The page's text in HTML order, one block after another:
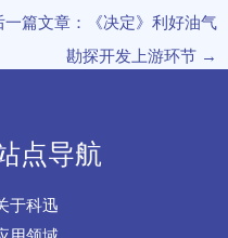
一篇文章：《决定》利好油气
勘探开发上游环节 →
点导航
于科迅